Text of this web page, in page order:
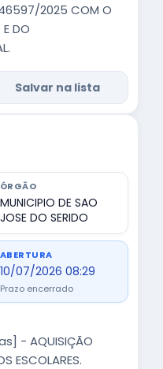
2025 COM O
DO
Salvar na lista
ÓRGÃO
MUNICIPIO DE SAO
JOSE DO SERIDO
ABERTURA
10/07/2026 08:29
Prazo encerrado
- AQUISIÇÃO
ESCOLARES.